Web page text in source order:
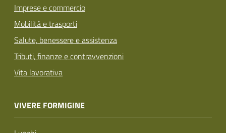
Imprese e commercio
Mobilità e trasporti
Salute, benessere e assistenza
Tributi, finanze e contravvenzioni
Vita lavorativa
VIVERE FORMIGINE